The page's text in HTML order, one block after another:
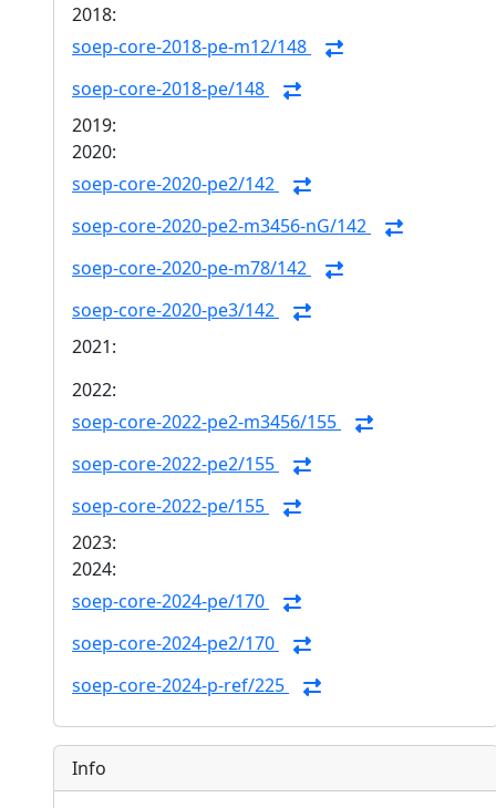
2018:
soep-core-2018-pe-m12/148
soep-core-2018-pe/148
2019:
2020:
soep-core-2020-pe2/142
soep-core-2020-pe2-m3456-nG/142
soep-core-2020-pe-m78/142
soep-core-2020-pe3/142
2021:
2022:
soep-core-2022-pe2-m3456/155
soep-core-2022-pe2/155
soep-core-2022-pe/155
2023:
2024:
soep-core-2024-pe/170
soep-core-2024-pe2/170
soep-core-2024-p-ref/225
Info